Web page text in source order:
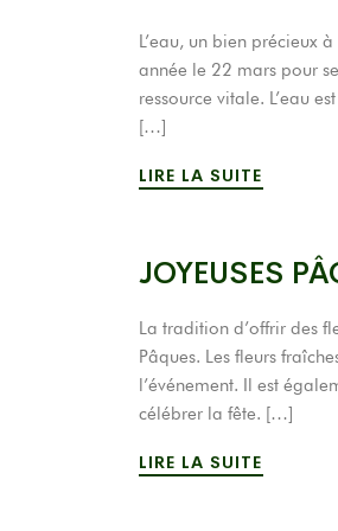
L’eau, un bien précieux
année le 22 mars pour
ressource vitale. L’eau
[…]
LIRE LA SUITE
JOYEUSES
La tradition d’offrir des
Pâques. Les fleurs
l’événement. Il est
célébrer la fête. […]
LIRE LA SUITE